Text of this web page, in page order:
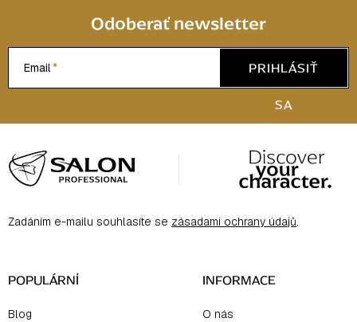
Odoberať newsletter
Email
PRIHLÁSIŤ
SA
á
p
e
Zadáním e-mailu souhlasíte se zásadami ochrany údajů.
POPULÁRNÍ
Blog
INFORMACE
O nás